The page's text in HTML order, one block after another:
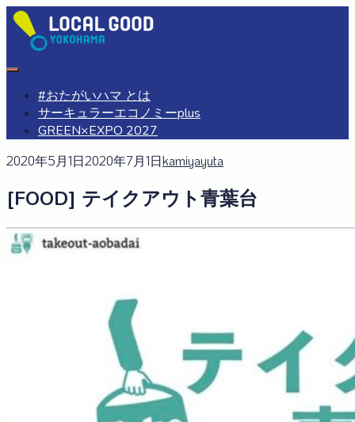
Skip
content
#おたがいハマ とは
サーキュラーエコノミーplus
GREEN×EXPO 2027
2020年5月1日2020年7月1日kamiyayuta
[FOOD] テイクアウト青葉台